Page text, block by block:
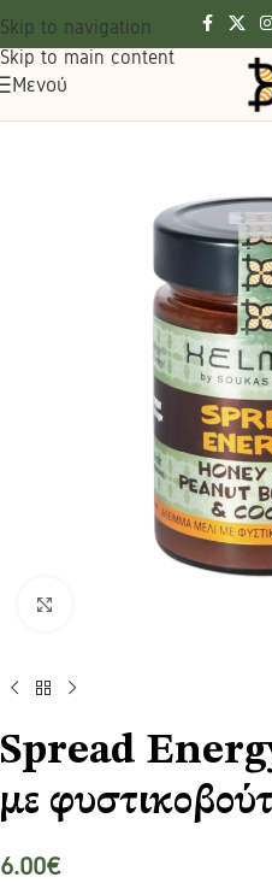
Skip to navigation
Skip to main content
Μενού
Spread
με
6.00€